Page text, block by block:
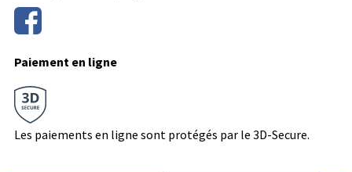
Paiement en ligne
Les paiements en ligne sont protégés par le 3D-Secure.